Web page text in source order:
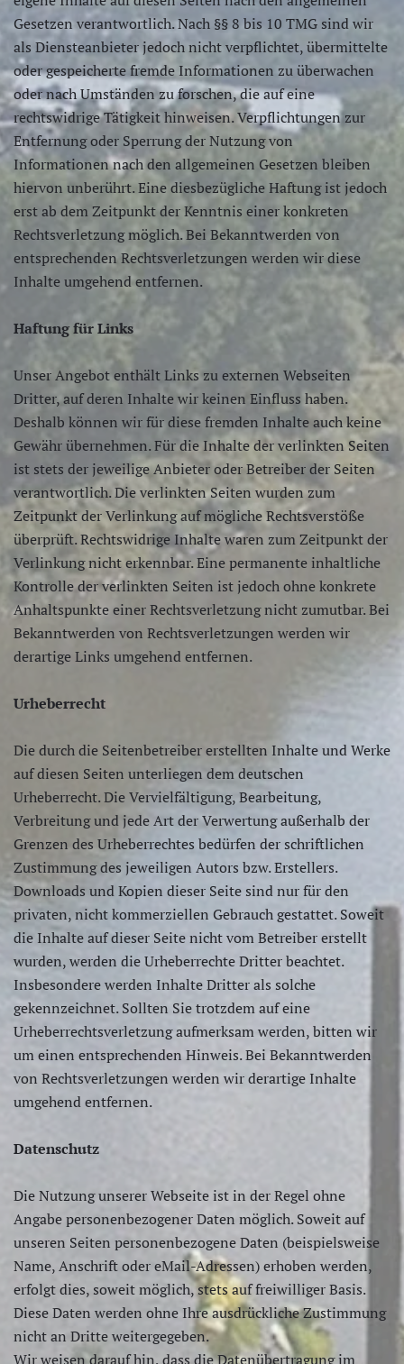
Gesetzen verantwortlich. Nach §§ 8 bis 10 TMG sind wir
als Diensteanbieter jedoch nicht verpflichtet, übermittelte
oder gespeicherte fremde Informationen zu überwachen
oder nach Umständen zu forschen, die auf eine
rechtswidrige Tätigkeit hinweisen. Verpflichtungen zur
Entfernung oder Sperrung der Nutzung von
Informationen nach den allgemeinen Gesetzen bleiben
hiervon unberührt. Eine diesbezügliche Haftung ist jedoch
erst ab dem Zeitpunkt der Kenntnis einer konkreten
Rechtsverletzung möglich. Bei Bekanntwerden von
entsprechenden Rechtsverletzungen werden wir diese
Inhalte umgehend entfernen.
Haftung für Links
Unser Angebot enthält Links zu externen Webseiten
Dritter, auf deren Inhalte wir keinen Einfluss haben.
Deshalb können wir für diese fremden Inhalte auch keine
Gewähr übernehmen. Für die Inhalte der verlinkten Seiten
ist stets der jeweilige Anbieter oder Betreiber der Seiten
verantwortlich. Die verlinkten Seiten wurden zum
Zeitpunkt der Verlinkung auf mögliche Rechtsverstöße
überprüft. Rechtswidrige Inhalte waren zum Zeitpunkt der
Verlinkung nicht erkennbar. Eine permanente inhaltliche
Kontrolle der verlinkten Seiten ist jedoch ohne konkrete
Anhaltspunkte einer Rechtsverletzung nicht zumutbar. Bei
Bekanntwerden von Rechtsverletzungen werden wir
derartige Links umgehend entfernen.
Urheberrecht
Die durch die Seitenbetreiber erstellten Inhalte und Werke
auf diesen Seiten unterliegen dem deutschen
Urheberrecht. Die Vervielfältigung, Bearbeitung,
Verbreitung und jede Art der Verwertung außerhalb der
Grenzen des Urheberrechtes bedürfen der schriftlichen
Zustimmung des jeweiligen Autors bzw. Erstellers.
Downloads und Kopien dieser Seite sind nur für den
privaten, nicht kommerziellen Gebrauch gestattet. Soweit
die Inhalte auf dieser Seite nicht vom Betreiber erstellt
wurden, werden die Urheberrechte Dritter beachtet.
Insbesondere werden Inhalte Dritter als solche
gekennzeichnet. Sollten Sie trotzdem auf eine
Urheberrechtsverletzung aufmerksam werden, bitten wir
um einen entsprechenden Hinweis. Bei Bekanntwerden
von Rechtsverletzungen werden wir derartige Inhalte
umgehend entfernen.
Datenschutz
Die Nutzung unserer Webseite ist in der Regel ohne
Angabe personenbezogener Daten möglich. Soweit auf
unseren Seiten personenbezogene Daten (beispielsweise
Name, Anschrift oder eMail-Adressen) erhoben werden,
erfolgt dies, soweit möglich, stets auf freiwilliger Basis.
Diese Daten werden ohne Ihre ausdrückliche Zustimmung
nicht an Dritte weitergegeben.
Wir weisen darauf hin, dass die Datenübertragung im